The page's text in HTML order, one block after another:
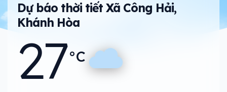
Dự báo thời tiết Xã Công Hải,
Khánh Hòa
27°C